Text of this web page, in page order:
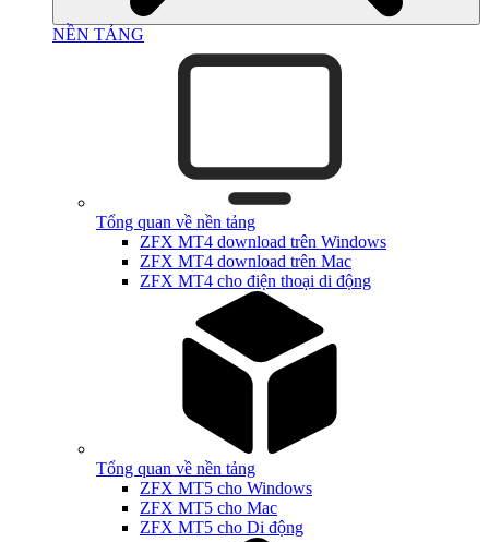
NỀN TẢNG
Tổng quan về nền tảng
ZFX MT4 download trên Windows
ZFX MT4 download trên Mac
ZFX MT4 cho điện thoại di động
Tổng quan về nền tảng
ZFX MT5 cho Windows
ZFX MT5 cho Mac
ZFX MT5 cho Di động